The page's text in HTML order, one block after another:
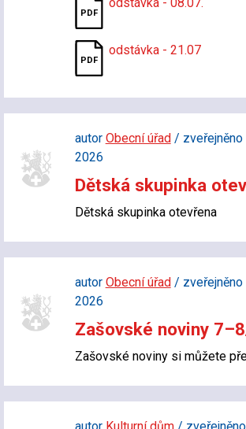
odstávka - 21.07
autor Obecní úřad/ zveřejněno
2026
Dětská skupinka
Dětská skupinka otevřena
autor Obecní úřad/ zveřejněno
2026
Zašovské noviny
Zašovské noviny si můžete